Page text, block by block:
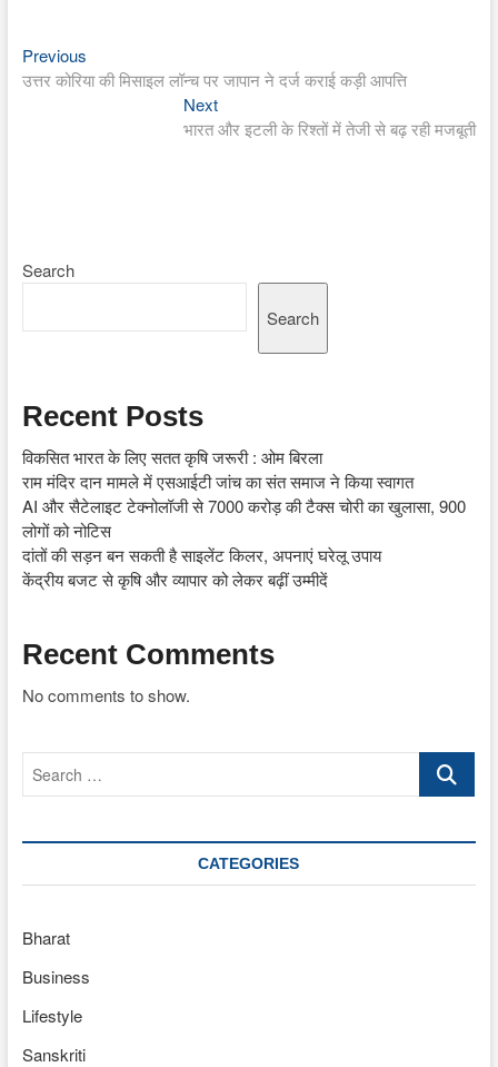
Post
navigation
PreviousPrevious
post:
उत्तर कोरिया की मिसाइल लॉन्च पर जापान ने दर्ज कराई कड़ी आपत्ति
NextNext
post:
भारत और इटली के रिश्तों में तेजी से बढ़ रही मजबूती
Search
Search
Recent Posts
विकसित भारत के लिए सतत कृषि जरूरी : ओम बिरला
राम मंदिर दान मामले में एसआईटी जांच का संत समाज ने किया स्वागत
AI और सैटेलाइट टेक्नोलॉजी से 7000 करोड़ की टैक्स चोरी का खुलासा, 900
लोगों को नोटिस
दांतों की सड़न बन सकती है साइलेंट किलर, अपनाएं घरेलू उपाय
केंद्रीय बजट से कृषि और व्यापार को लेकर बढ़ीं उम्मीदें
Recent Comments
No comments to show.
Search
CATEGORIES
Bharat
Business
Lifestyle
Sanskriti